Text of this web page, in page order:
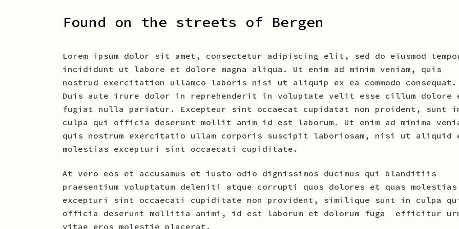
Found on the streets of Bergen
Lorem ipsum dolor sit amet, consectetur adipiscing elit, sed do eiusmod
incididunt ut labore et dolore magna aliqua. Ut enim ad minim veniam, quis
nostrud exercitation ullamco laboris nisi ut aliquip ex ea commodo consequat.
Duis aute irure dolor in reprehenderit in voluptate velit esse cillum dolore
fugiat nulla pariatur. Excepteur sint occaecat cupidatat non proident, sunt
culpa qui officia deserunt mollit anim id est laborum. Ut enim ad minima
quis nostrum exercitatio ullam corporis suscipit laboriosam, nisi ut aliquid
molestias excepturi sint occaecati cupiditate.
At vero eos et accusamus et iusto odio dignissimos ducimus qui blanditiis
praesentium voluptatum deleniti atque corrupti quos dolores et quas molestias
excepturi sint occaecati cupiditate non provident, similique sunt in culpa
officia deserunt mollitia animi, id est laborum et dolorum fuga efficitur
vitae eros molestie placerat.